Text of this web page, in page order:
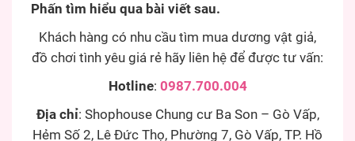
Phấn tìm hiểu qua bài viết sau.
Khách hàng có nhu cầu tìm mua dương vật giả,
đồ chơi tình yêu giá rẻ hãy liên hệ để được tư vấn:
Hotline: 0987.700.004
Địa chỉ: Shophouse Chung cư Ba Son – Gò Vấp,
Hẻm Số 2, Lê Đức Thọ, Phường 7, Gò Vấp, TP. Hồ